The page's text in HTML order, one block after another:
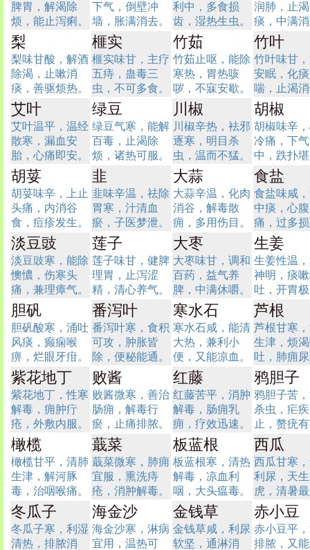
脾胃，解渴除
烦，能止泻痢。
下气，倒壁冲
墙，胀满消去。
利中，多食损
齿，湿热生虫。
润肺，止
痰，中满
梨
梨味甘酸，解酒
除渴，止嗽消
痰，善驱烦热。
榧实
榧实味甘，主疗
五痔，蛊毒三
虫，不可多食。
竹茹
竹茹止呕，能除
寒热，胃热咳
哕，不寐安歇。
竹叶
竹叶味甘
安眠，化
喘，止渴
艾叶
艾叶温平，温经
散寒，漏血安
胎，心痛即安。
绿豆
绿豆气寒，能解
百毒，止渴除
烦，诸热可服。
川椒
川椒辛热，袪邪
逐寒，明目杀
虫，温而不猛。
胡椒
胡椒味辛
冷痛，下
中，跌扑
胡荽
胡荽味辛，上止
头痛，内消谷
食，痘疹发生。
韭
韭味辛温，祛除
胃寒，汁清血
瘀，子医梦泄。
大蒜
大蒜辛温，化肉
消谷，解毒散
痈，多用伤目。
食盐
食盐味咸
中痰，心
痛，过多
淡豆豉
淡豆豉寒，能除
懊憹，伤寒头
痛，兼理瘴气。
莲子
莲子味甘，健脾
理胃，止泻涩
精，清心养气。
大枣
大枣味甘，调和
百药，益气养
脾，中满休嚼。
生姜
生姜性温
神明，痰
吐，开胃
胆矾
胆矾酸寒，涌吐
风痰，癫痫喉
痹，烂眼牙疳。
番泻叶
番泻叶寒，食积
可攻，肿胀皆
除，便秘能通。
寒水石
寒水石咸，能清
大热，兼利小
便，又能凉血。
芦根
芦根甘寒
生津，烦
吐，肺痈
紫花地丁
紫花地丁，性寒
解毒，痈肿疔
疮，外敷内服。
败酱
败酱微寒，善治
肠痈，解毒行
瘀，止痛排脓。
红藤
红藤苦平，消肿
解毒，肠痈乳
痈，疗效迅速。
鸦胆子
鸦胆子苦
杀虫，疟
止，赘疣
橄榄
橄榄甘平，清肺
生津，解河豚
毒，治咽喉痛。
蕺菜
蕺菜微寒，肺痈
宜服，熏洗痔
疮，消肿解毒。
板蓝根
板蓝根寒，清热
解毒，凉血利
咽，大头瘟毒。
西瓜
西瓜甘寒
利尿，天
虎，清暑
冬瓜子
冬瓜子寒，利湿
清热，排脓消
海金沙
海金沙寒，淋病
宜用，温热可
金钱草
金钱草咸，利尿
软坚，通淋消
赤小豆
赤小豆平
排脓，又